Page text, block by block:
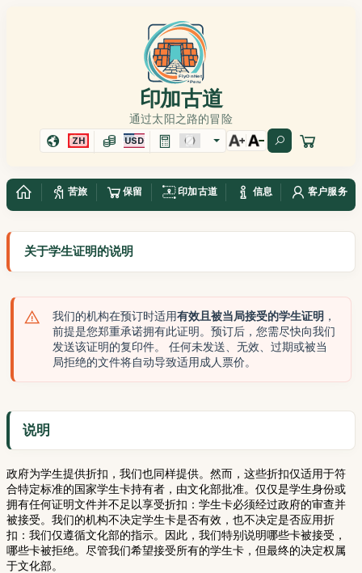
印加古道
通过太阳之路的冒险
ZH USD
苦旅 保留 印加古道 信息 客户服务
关于学生证明的说明
我们的机构在预订时适用有效且被当局接受的学生证明 ，
前提是您郑重承诺拥有此证明。预订后，您需尽快向我们
发送该证明的复印件。 任何未发送、无效、过期或被当
局拒绝的文件将自动导致适用成人票价。
说明
政府为学生提供折扣，我们也同样提供。然而，这些折扣仅适用于符
合特定标准的国家学生卡持有者，由文化部批准。仅仅是学生身份或
拥有任何证明文件并不足以享受折扣：学生卡必须经过政府的审查并
被接受。我们的机构不决定学生卡是否有效，也不决定是否应用折
扣：我们仅遵循文化部的指示。因此，我们特别说明哪些卡被接受，
哪些卡被拒绝。尽管我们希望接受所有的学生卡，但最终的决定权属
于文化部。